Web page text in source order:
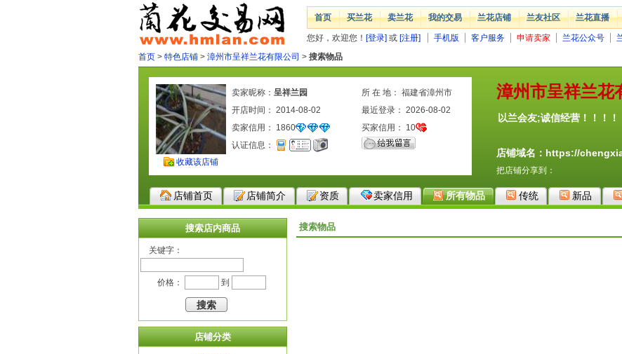
首页 买兰花 卖兰花 我的交易 兰花店铺 兰友社区 兰花直播
您好，欢迎您！ [登录] 或 [注册] 手机版 客户服务 申请卖家 兰花公众号
首页 > 特色店铺 > 漳州市呈祥兰花有限公司 > 搜索物品
漳州市呈祥兰花
以兰会友;诚信经营！！！！
店铺域名：https://
把店铺分享到：
收藏该店铺
卖家昵称： 呈祥兰园
所 在 地： 福建省漳州市
开店时间： 2014-08-02
最近登录： 2026-08-02
卖家信用： 1860 买家信用： 10
认证信息：
店铺首页 店铺简介 资质 卖家信用 所有物品 传统 新品
搜索店内商品
关键字：
价格： 到
店铺分类
搜索物品